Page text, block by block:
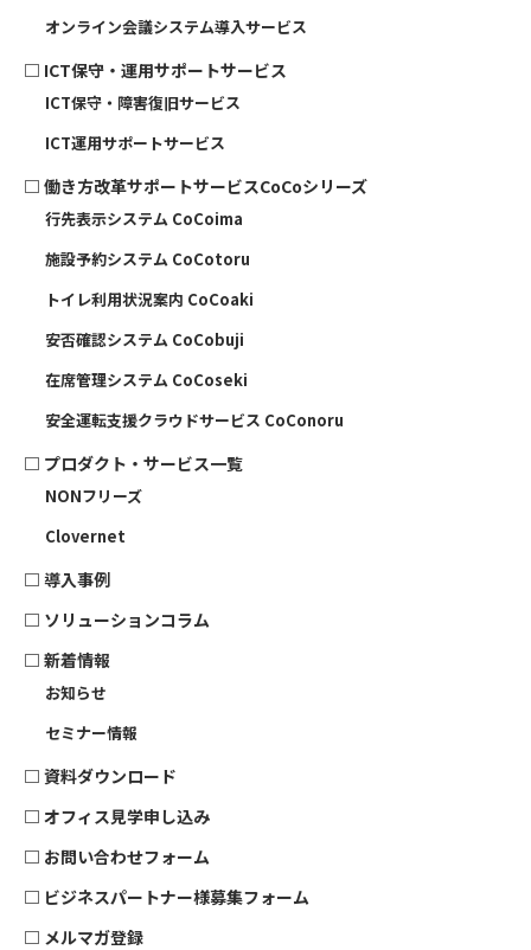
オンライン会議システム導入サービス
□ ICT保守・運用サポートサービス
ICT保守・障害復旧サービス
ICT運用サポートサービス
□ 働き方改革サポートサービスCoCoシリーズ
行先表示システム CoCoima
施設予約システム CoCotoru
トイレ利用状況案内 CoCoaki
安否確認システム CoCobuji
在席管理システム CoCoseki
安全運転支援クラウドサービス CoConoru
□ プロダクト・サービス一覧
NONフリーズ
Clovernet
□ 導入事例
□ ソリューションコラム
□ 新着情報
お知らせ
セミナー情報
□ 資料ダウンロード
□ オフィス見学申し込み
□ お問い合わせフォーム
□ ビジネスパートナー様募集フォーム
□ メルマガ登録